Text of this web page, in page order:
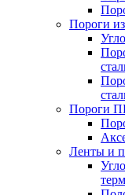
Пороги
Пороги
Ленты и